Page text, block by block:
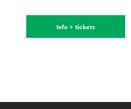
Info + tickets